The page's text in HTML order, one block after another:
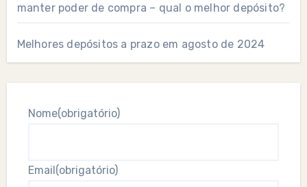
manter poder de compra – qual o melhor depósito?
Melhores depósitos a prazo em agosto de 2024
Nome(obrigatório)
Email(obrigatório)